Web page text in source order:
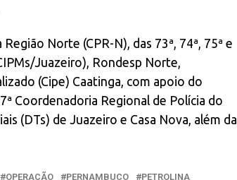
Norte (CPR-N), das 73ª, 74ª, 75ª e
Juazeiro), Rondesp Norte,
(Cipe) Caatinga, com apoio do
Coordenadoria Regional de Polícia do
(DTs) de Juazeiro e Casa Nova, além da
OPERAÇÃO PERNAMBUCO
PETROLINA